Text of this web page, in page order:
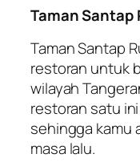
Taman Santap
Taman Santap
restoran untuk
wilayah
restoran satu
sehingga kamu
masa lalu.